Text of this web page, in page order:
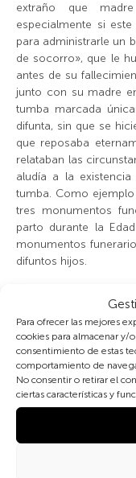
Para ofrecer las mejores
cookies para almacenar y/
consentimiento de estas
comportamiento de
No consentir o retirar el
ciertas características y
extraño que
especialmente si
para administrarle un
de socorro», que le
antes de su
junto con su madre
tumba marcada
difunta, sin que se
que reposaba
relataban las
aludía a la
tumba. Como
tres monumentos
parto durante la
monumentos
difuntos hijos.
El primero de ellos
Williams,
el parto a los
Su padre, y abuelo
este monumento en
y apoyada sobre el
Junto a su rostro,
que hace
representado como si
En segundo lugar,